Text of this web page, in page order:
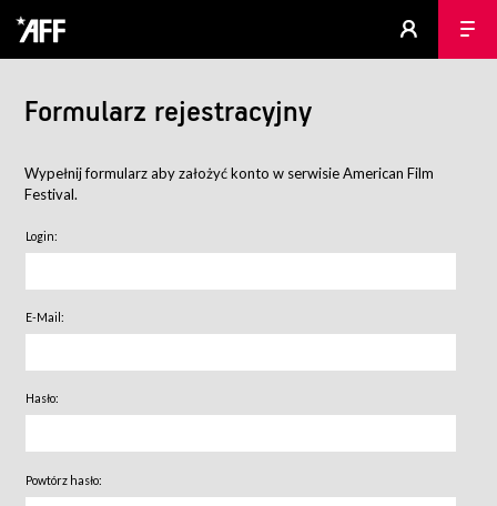
Formularz rejestracyjny
Wypełnij formularz aby założyć konto w serwisie American Film
Festival.
Login:
E-Mail:
Hasło:
Powtórz hasło: